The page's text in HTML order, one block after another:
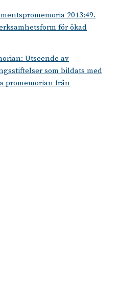
2013:49.
för ökad
Utseende av
som bildats med
promemorian från